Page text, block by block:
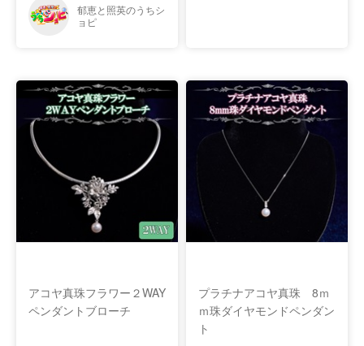
アコヤ真珠フラワー２WAY
ペンダントブローチ
プラチナアコヤ真珠 8ｍ
ｍ珠ダイヤモンドペンダン
ト